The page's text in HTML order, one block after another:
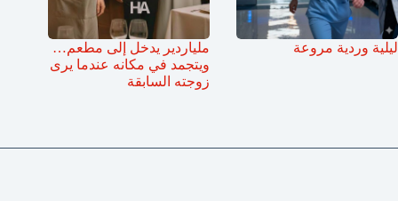
ليلية وردية مروعة
ملياردير يدخل إلى مطعم…
ويتجمد في مكانه عندما يرى
زوجته السابقة